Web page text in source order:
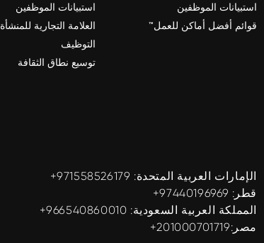
استبيانات الموظفين
قوائم أفضل أماكن للعمل™
استبيانات الموظفين
العلامة التجارية للمنشأة
التوظيف
توسيع نطاق الثقافة
الإمارات العربية المتحدة: ‎+971558526179
قطر: ‎+97440196969
المملكة العربية السعودية: ‎+966540860010
مصر:201000701719+